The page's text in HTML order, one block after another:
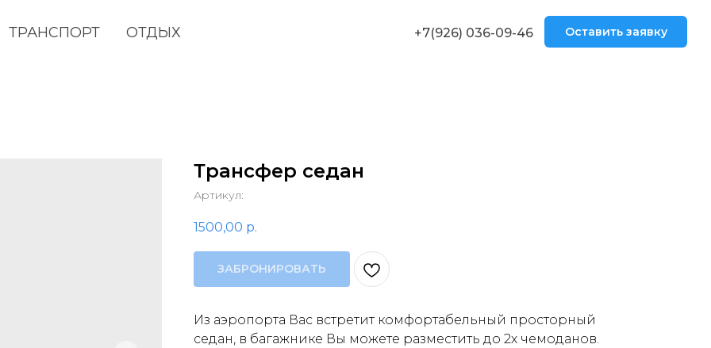
+7(926) 036-09-46 Оставить заявку
ТРАНСПОРТ ОТДЫХ
Трансфер седан
Артикул:
1500,00 р.
ЗАБРОНИРОВАТЬ
Из аэропорта Вас встретит комфортабельный просторный
седан, в багажнике Вы можете разместить до 2х чемоданов.